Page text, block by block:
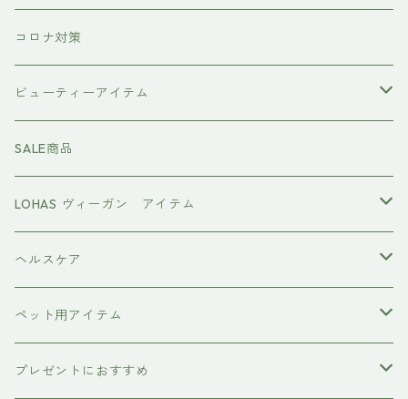
the u （bihatsu）
流さないトリートメント（アウトバス）
#イマヘア
頭皮ケアアイテム
強髪
ダークニル
スタイリング剤
N .（エヌドット）
インプライム
塩基性カラー剤
クロマID
コロナ対策
ビューティーアイテム
MTG REFA
ヤーマン YAMAN
美容液
オールインワンジェル
ボディソープ
洗顔料
SALE商品
LOHAS ヴィーガン アイテム
ヴィーガン認証
ヘルスケア
エイジングケア
ペット用アイテム
犬用シャンプー
プレゼントにおすすめ